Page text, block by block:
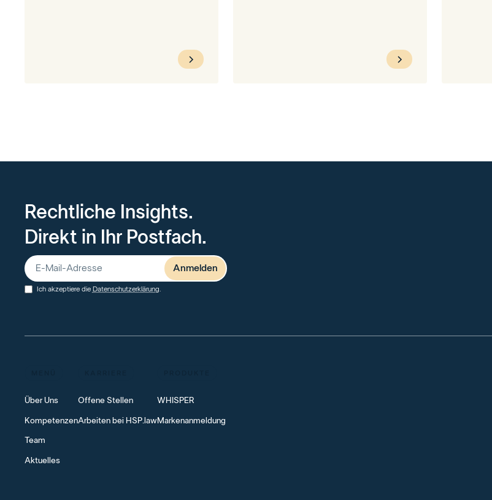
Rechtliche Insights.
Direkt in Ihr Postfach.
Ich akzeptiere die Datenschutzerklärung
Über Uns
Kompetenzen
Team
Aktuelles
Offene Stellen
Arbeiten bei HSP.law
WHISPER
Markenanmeldung